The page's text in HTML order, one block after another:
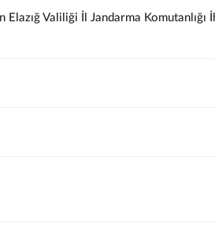
Elazığ Valiliği İl Jandarma